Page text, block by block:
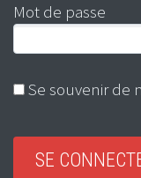
Mot de passe
Se souvenir de